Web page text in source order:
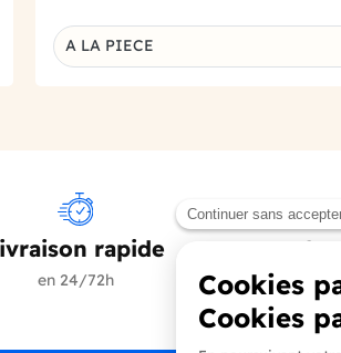
au panier
Déclinaison du produit
A LA PIECE
rapide
en 24/72h